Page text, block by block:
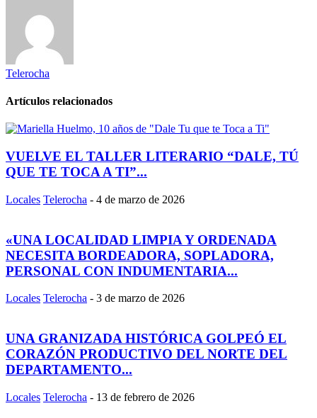
Telerocha
Artículos relacionados
VUELVE EL TALLER LITERARIO “DALE, TÚ
QUE TE TOCA A TI”...
Locales Telerocha - 4 de marzo de 2026
«UNA LOCALIDAD LIMPIA Y ORDENADA
NECESITA BORDEADORA, SOPLADORA,
PERSONAL CON INDUMENTARIA...
Locales Telerocha - 3 de marzo de 2026
UNA GRANIZADA HISTÓRICA GOLPEÓ EL
CORAZÓN PRODUCTIVO DEL NORTE DEL
DEPARTAMENTO...
Locales Telerocha - 13 de febrero de 2026